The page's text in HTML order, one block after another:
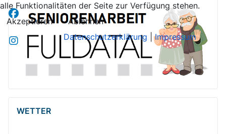
WETTER
alle Funktionalitäten der Seite zur Verfügung stehen.
Akzeptieren
Ablehnen
Datenschutzerklärung |Impressum